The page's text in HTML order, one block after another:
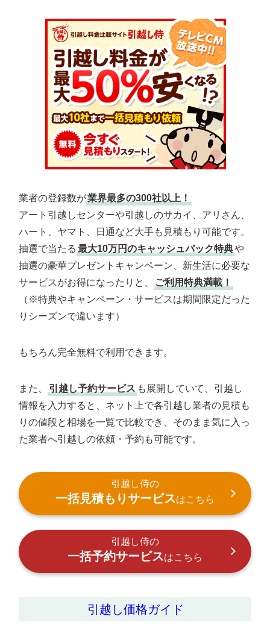
業者の登録数が業界最多の300社以上！
アート引越しセンターや引越しのサカイ、アリさん、
ハート、ヤマト、日通など大手も見積もり可能です。
抽選で当たる 最大10万円のキャッシュバック特典や
抽選の豪華プレゼントキャンペーン、新生活に必要な
サービスがお得になったりと、
ご利用特典満載！
（※特典やキャンペーン・サービスは期間限定だった
りシーズンで違います）
もちろん完全無料で利用できます。
また、 引越し予約サービス も展開していて、引越し
情報を入力すると、ネット上で各引越し業者の見積も
りの値段と相場を一覧で比較でき、そのまま気に入っ
た業者へ引越しの依頼・予約も可能です。
引越し侍の
一括見積もりサービスはこちら
引越し侍の
一括予約サービスはこちら
引越し価格ガイド